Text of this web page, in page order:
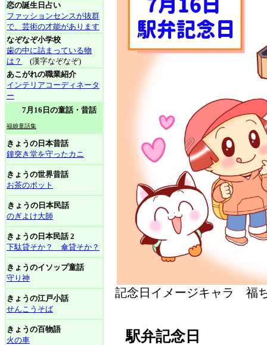
恋の誕生日占い
ファッションセンスが抜群
で、芸術の才能があります
なぞなぞ小学校
歯の中に詰まっている物
は？
(漢字なぞなぞ)
あこがれの職業紹介
インテリアコーディネータ
ー
7月16日の童話・昔話
福娘童話集
きょうの日本昔話
鐘突き堂を守ったカニ
きょうの世界昔話
お茶のポット
きょうの日本民話
のぎよけ大師
きょうの日本民話 2
下駄貸そか？ 傘貸そか？
きょうのイソップ童話
守り神
きょうの江戸小話
せんこうそば
きょうの百物語
火の車
記念日イメージキャラ 福
駅弁記念日